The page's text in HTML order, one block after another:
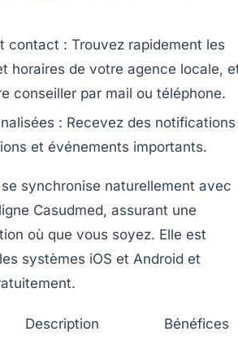
contact : Trouvez rapidement les
horaires de votre agence locale,
conseiller par mail ou téléphone.
: Recevez des notifications
et événements importants.
synchronise naturellement avec
Casudmed, assurant une
où que vous soyez. Elle est
systèmes iOS et Android et
Description Bénéfices